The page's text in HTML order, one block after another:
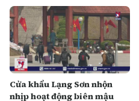
Cửa khẩu Lạng Sơn nhộn
nhịp hoạt động biên mậu